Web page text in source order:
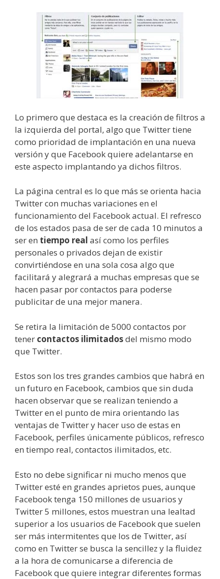
Lo primero que destaca es la creación de filtros a
la izquierda del portal, algo que Twitter tiene
como prioridad de implantación en una nueva
versión y que Facebook quiere adelantarse en
este aspecto implantando ya dichos filtros.
La página central es lo que más se orienta hacia
Twitter con muchas variaciones en el
funcionamiento del Facebook actual. El refresco
de los estados pasa de ser de cada 10 minutos a
ser en tiempo real así como los perfiles
personales o privados dejan de existir
convirtiéndose en una sola cosa algo que
facilitará y alegrará a muchas empresas que se
hacen pasar por contactos para poderse
publicitar de una mejor manera.
Se retira la limitación de 5000 contactos por
tener contactos ilimitadosdel mismo modo
que Twitter.
Estos son los tres grandes cambios que habrá en
un futuro en Facebook, cambios que sin duda
hacen observar que se realizan teniendo a
Twitter en el punto de mira orientando las
ventajas de Twitter y hacer uso de estas en
Facebook, perfiles únicamente públicos, refresco
en tiempo real, contactos ilimitados, etc.
Esto no debe significar ni mucho menos que
Twitter esté en grandes aprietos pues, aunque
Facebook tenga 150 millones de usuarios y
Twitter 5 millones, estos muestran una lealtad
superior a los usuarios de Facebook que suelen
ser más intermitentes que los de Twitter, así
como en Twitter se busca la sencillez y la fluidez
a la hora de comunicarse a diferencia de
Facebook que quiere integrar diferentes formas